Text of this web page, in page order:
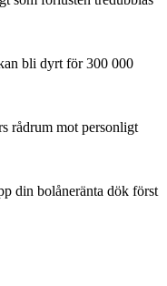
bli dyrt för 300 000
rådrum mot personligt
din bolåneränta dök först